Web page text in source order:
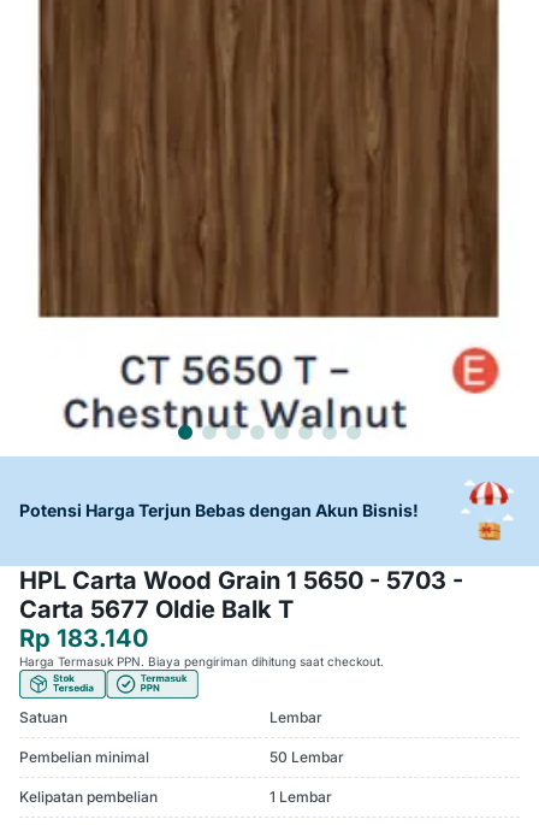
Potensi Harga Terjun Bebas dengan Akun Bisnis!
HPL Carta Wood Grain 1 5650 - 5703 -
Carta 5677 Oldie Balk T
Rp 183.140
Harga Termasuk PPN. Biaya pengiriman dihitung saat checkout.
Satuan Lembar
Pembelian minimal 50 Lembar
Kelipatan pembelian 1 Lembar